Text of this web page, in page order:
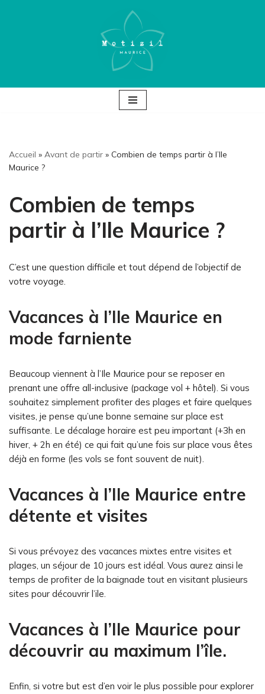
Accueil » Avant de partir » Combien de temps partir à l’Ile
Maurice ?
Combien de temps
partir à l’Ile Maurice ?
C’est une question difficile et tout dépend de l’objectif de
votre voyage.
Vacances à l’Ile Maurice en
mode farniente
Beaucoup viennent à l’Ile Maurice pour se reposer en
prenant une offre all-inclusive (package vol + hôtel). Si vous
souhaitez simplement profiter des plages et faire quelques
visites, je pense qu’une bonne semaine sur place est
suffisante. Le décalage horaire est peu important (+3h en
hiver, + 2h en été) ce qui fait qu’une fois sur place vous êtes
déjà en forme (les vols se font souvent de nuit).
Vacances à l’Ile Maurice entre
détente et visites
Si vous prévoyez des vacances mixtes entre visites et
plages, un séjour de 10 jours est idéal. Vous aurez ainsi le
temps de profiter de la baignade tout en visitant plusieurs
sites pour découvrir l’ile.
Vacances à l’Ile Maurice pour
découvrir au maximum l’île.
Enfin, si votre but est d’en voir le plus possible pour explorer